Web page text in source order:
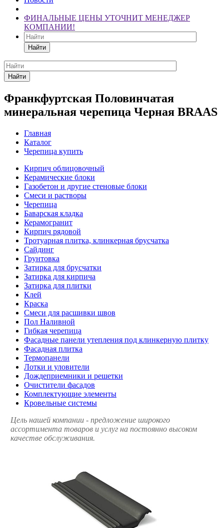
ФИНАЛЬНЫЕ ЦЕНЫ УТОЧНИТ МЕНЕДЖЕР
КОМПАНИИ!
Найти
Найти
Франкфуртская Половинчатая
минеральная черепица Черная BRAAS
Главная
Каталог
Черепица купить
Кирпич облицовочный
Керамические блоки
Газобетон и другие стеновые блоки
Смеси и растворы
Черепица
Баварская кладка
Керамогранит
Кирпич рядовой
Тротуарная плитка, клинкерная брусчатка
Сайдинг
Грунтовка
Затирка для брусчатки
Затирка для кирпича
Затирка для плитки
Клей
Краска
Смеси для расшивки швов
Пол Наливной
Гибкая черепица
Фасадные панели утепления под клинкерную плитку
Фасадная плитка
Термопанели
Лотки и уловители
Дождеприемники и решетки
Очистители фасадов
Комплектующие элементы
Кровельные системы
Цель нашей компании - предложение широкого
ассортимента товаров и услуг на постоянно высоком
качестве обслуживания.